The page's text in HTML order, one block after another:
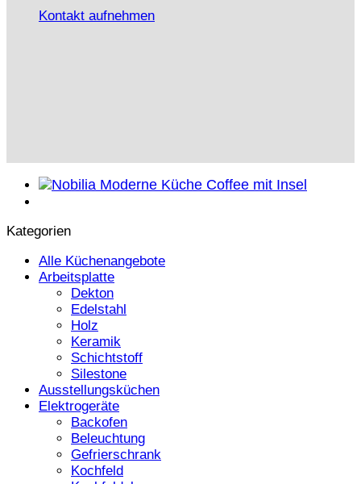
Kontakt aufnehmen
Kategorien
Alle Küchenangebote
Arbeitsplatte
Dekton
Edelstahl
Holz
Keramik
Schichtstoff
Silestone
Ausstellungsküchen
Elektrogeräte
Backofen
Beleuchtung
Gefrierschrank
Kochfeld